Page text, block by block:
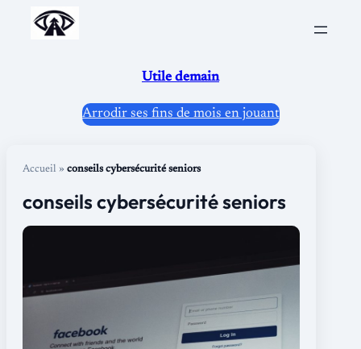
Aller
Utile demain
Arrodir ses fins de mois en jouant
Accueil » conseils cybersécurité seniors
conseils cybersécurité seniors